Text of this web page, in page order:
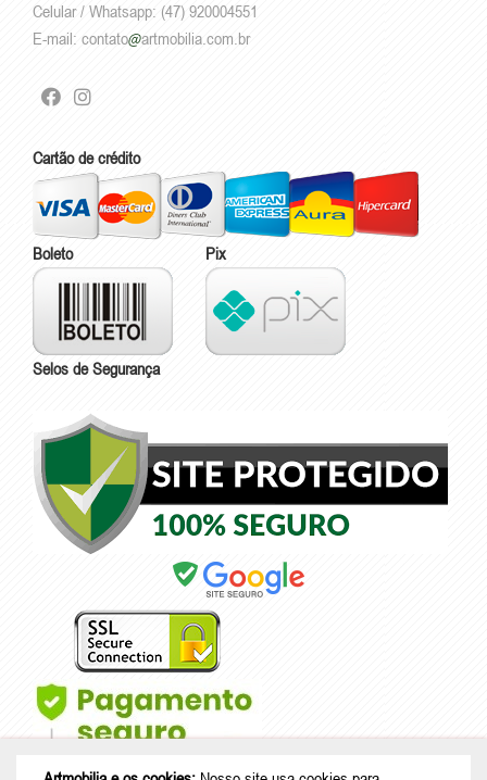
Celular / Whatsapp: (47) 920004551
E-mail: contato artmobilia.com.br
Cartão de crédito
Boleto Pix
Selos de Segurança